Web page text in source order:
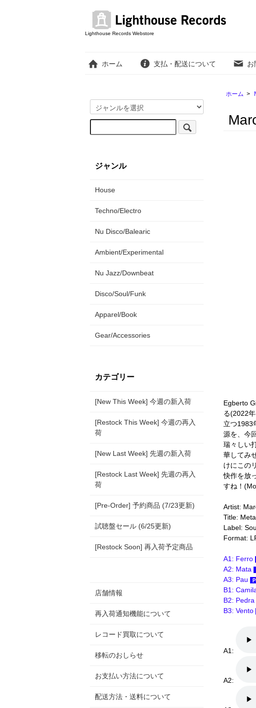
Lighthouse Records Webstore
ホーム 支払・配送について お
ホーム >
Egberto
る(2022
立つ1983
源を、今
瑞々しい
華してみ
けにこの
快作を放
すね！
Artist:
Title:
Label:
Format:
A1: Ferro
A2: Mata
A3: Pau
B1:
B2: Pedra
B3: Vento
A1:
A2:
ジャンル
House
Techno/Electro
Nu Disco/Balearic
Ambient/Experimental
Nu Jazz/Downbeat
Disco/Soul/Funk
Apparel/Book
Gear/Accessories
カテゴリー
[New This Week] 今週の新入荷
[Restock This Week] 今週の再入
荷
[New Last Week] 先週の新入荷
[Restock Last Week] 先週の再入
荷
[Pre-Order] 予約商品 (7/23更新)
試聴盤セール (6/25更新)
[Restock Soon] 再入荷予定商品
店舗情報
再入荷通知機能について
レコード買取について
移転のおしらせ
お支払い方法について
配送方法・送料について